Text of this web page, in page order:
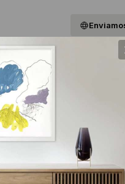
QUIENES SOMOS